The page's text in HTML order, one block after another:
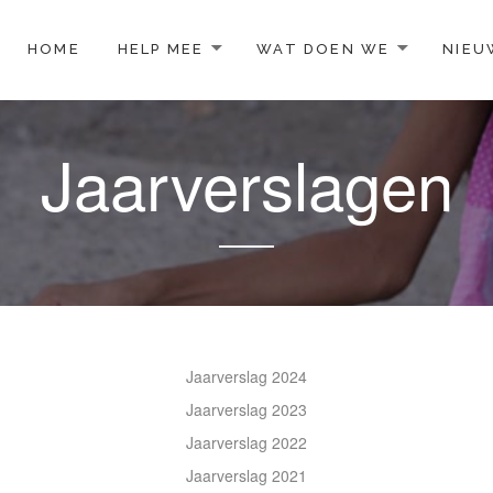
HOME HELP MEE WAT DOEN WE
Jaarverslagen
Jaarverslag 2024
Jaarverslag 2023
Jaarverslag 2022
Jaarverslag 2021